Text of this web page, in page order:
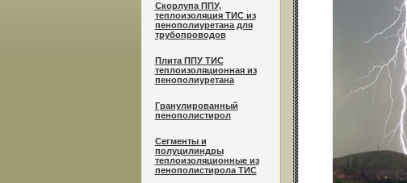
Cкорлупа ППУ,
теплоизоляция ТИС из
пенополиуретана для
трубопроводов
Плита ППУ ТИС
теплоизоляционная из
пенополиуретана
Гранулированный
пенополистирол
Сегменты и
полуцилиндры
теплоизоляционные из
пенополистирола ТИС